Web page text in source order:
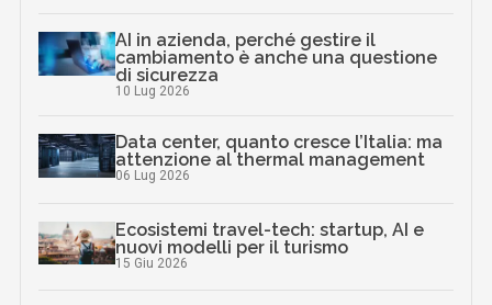
AI in azienda, perché gestire il
cambiamento è anche una questione
di sicurezza
10 Lug 2026
Data center, quanto cresce l’Italia: ma
attenzione al thermal management
06 Lug 2026
Ecosistemi travel-tech: startup, AI e
nuovi modelli per il turismo
15 Giu 2026